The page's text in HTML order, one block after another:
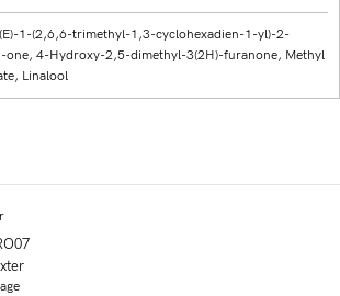
1-(2,6,6-trimethyl-1,3-cyclohexadien-1-yl)-2-
one, 4-Hydroxy-2,5-dimethyl-3(2H)-furanone, Methyl
Linalool